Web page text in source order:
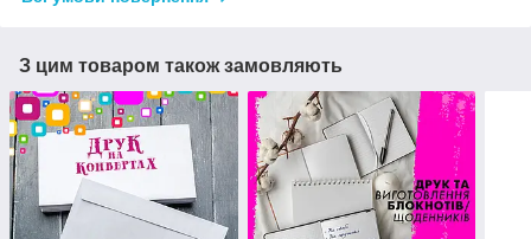
З цим товаром також замовляють